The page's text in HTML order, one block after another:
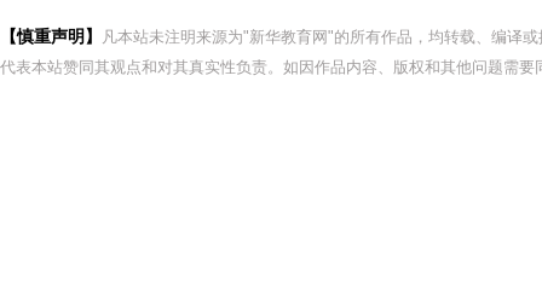
【慎重声明】
凡本站未注明来源为"新华教育网"的所有作品，均转载、编译
代表本站赞同其观点和对其真实性负责。如因作品内容、版权和其他问题需